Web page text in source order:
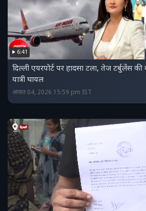
6:41
दिल्ली एयरपोर्ट पर हादसा टला, तेज टर्बुलेंस
यात्री घायल
अगस्त 04, 2026 15:59 pm IST